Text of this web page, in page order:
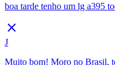
boa tarde tenho um lg a395
close
J
Muito bom! Moro no Brasil,